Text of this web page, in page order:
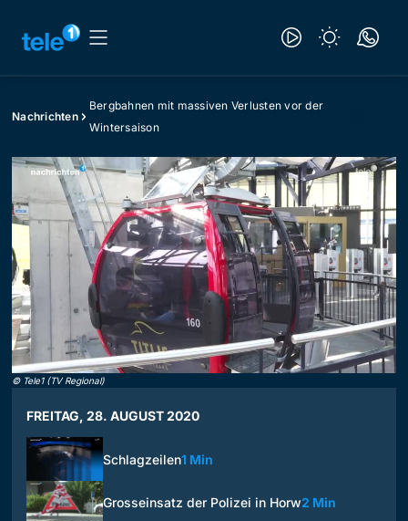
Nachrichten
Bergbahnen mit massiven Verlusten vor der
Wintersaison
© Tele1 (TV Regional)
FREITAG, 28. AUGUST 2020
Schlagzeilen1 Min
Grosseinsatz der Polizei in Horw2 Min